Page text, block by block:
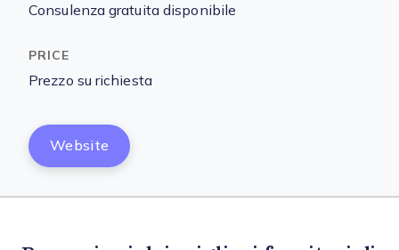
Consulenza gratuita disponibile
Prezzo su richiesta
Website